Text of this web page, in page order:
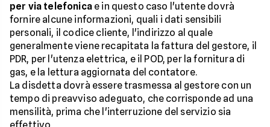
per via telefonicae in questo caso l'utente dovrà
fornire alcune informazioni, quali i dati sensibili
personali, il codice cliente, l'indirizzo al quale
generalmente viene recapitata la fattura del gestore, il
PDR, per l'utenza elettrica, e il POD, per la fornitura di
gas, e la lettura aggiornata del contatore.
La disdetta dovrà essere trasmessa al gestore con un
tempo di preavviso adeguato, che corrisponde ad una
mensilità, prima che l'interruzione del servizio sia